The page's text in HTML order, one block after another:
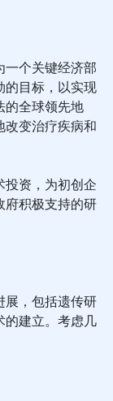
一个关键经济部
的目标，以实现
的全球领先地
改变治疗疾病和
投资，为初创企
府积极支持的研
展，包括遗传研
的建立。考虑几